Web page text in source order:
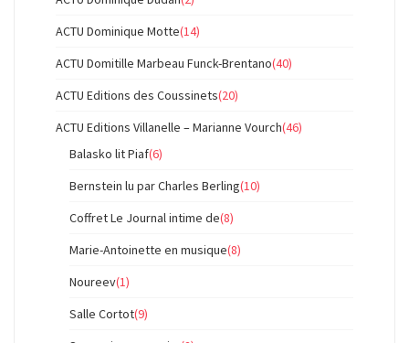
ACTU Dominique Motte(14)
ACTU Domitille Marbeau Funck-Brentano(40)
ACTU Editions des Coussinets(20)
ACTU Editions Villanelle – Marianne Vourch(46)
Balasko lit Piaf(6)
Bernstein lu par Charles Berling(10)
Coffret Le Journal intime de(8)
Marie-Antoinette en musique(8)
Noureev(1)
Salle Cortot(9)